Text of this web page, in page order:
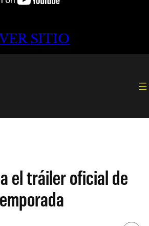
SITIO
el tráiler oficial de